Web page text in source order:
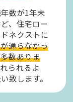
数が1年未
、住宅ロー
ネクストに
通らなかっ
数ありま
られるよ
致します。